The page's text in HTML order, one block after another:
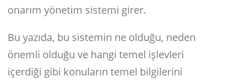
onarım yönetim sistemi girer.
Bu yazıda, bu sistemin ne olduğu, neden
önemli olduğu ve hangi temel işlevleri
içerdiği gibi konuların temel bilgilerini